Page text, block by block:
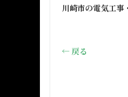
川崎市の電気工
← 戻る